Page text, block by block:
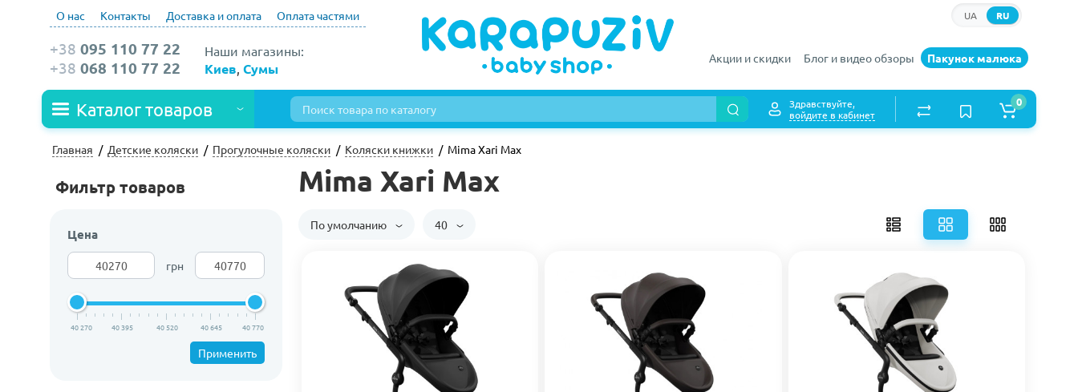
О нас Контакты Доставка и оплата Оплата частями RU
UA
Наши магазины:
Киев Сумы
+38 095 110 77 22
+38 068 110 77 22
Акции и скидки Блог и видео обзоры Пакунок малюка
Каталог товаров
Здравствуйте,
войдите в кабинет
0
Главная Детские коляски Прогулочные коляски Коляски книжки Mima Xari Max
Фильтр товаров
Цена
грн
40 270 40 395 40 520 40 645 40 770
Применить
Mima Xari Max
По умолчанию 40